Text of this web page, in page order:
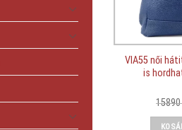
VIA55 női
is